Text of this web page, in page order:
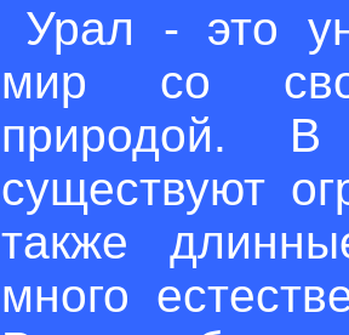
Урал - это
мир со
природой.
существуют
также
много